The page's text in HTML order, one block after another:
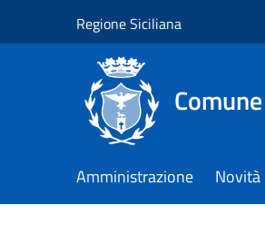
Regione Siciliana
Amministrazione Novità